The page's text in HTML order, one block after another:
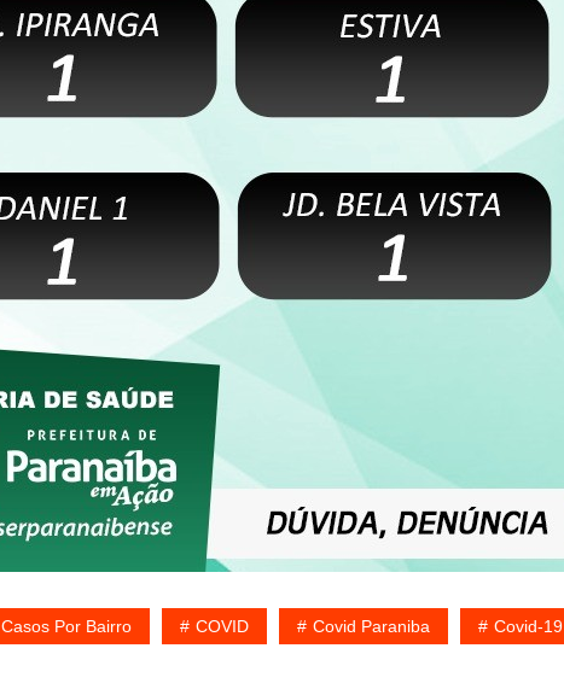
Casos Por Bairro COVID Covid Paraniba Covid-19